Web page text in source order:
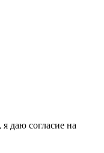
даю согласие на